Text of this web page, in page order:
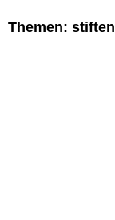
Themen: stiften